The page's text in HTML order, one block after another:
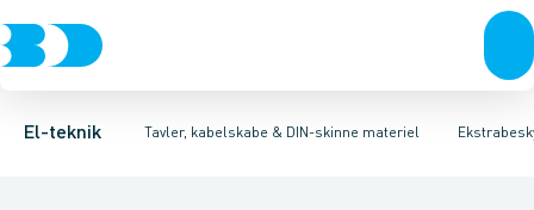
El-teknik Tavler, kabelskabe & DIN-skinne materiel
Afbrydere, stikkontakter & lampeudtagForgreningsmateriel
Tavler, kapsling og rackskabe Fordelings-/byggepladstavler
KombiafbryderFejlstrømsmodulNeozed D0 sikringselement